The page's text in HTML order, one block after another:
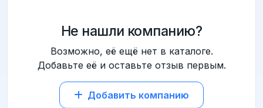
Не нашли компанию?
Возможно, её ещё нет в каталоге.
Добавьте её и оставьте отзыв первым.
Добавить компанию